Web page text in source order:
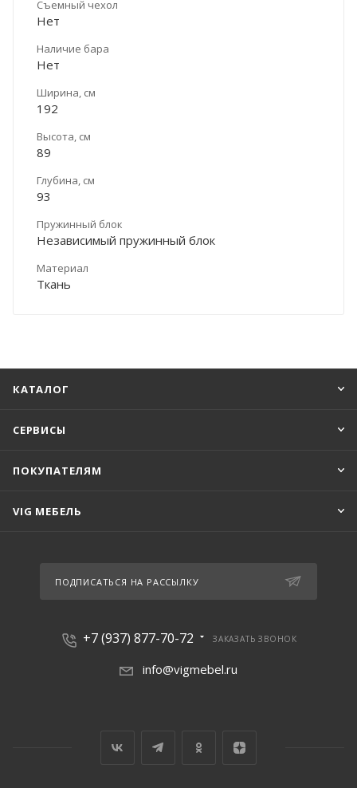
Съемный чехол
Нет
Наличие бара
Нет
Ширина, см
192
Высота, см
89
Глубина, см
93
Пружинный блок
Независимый пружинный блок
Материал
Ткань
КАТАЛОГ
СЕРВИСЫ
ПОКУПАТЕЛЯМ
VIG МЕБЕЛЬ
ПОДПИСАТЬСЯ НА РАССЫЛКУ
+7 (937) 877-70-72 ЗАКАЗАТЬ ЗВОНОК
info@vigmebel.ru